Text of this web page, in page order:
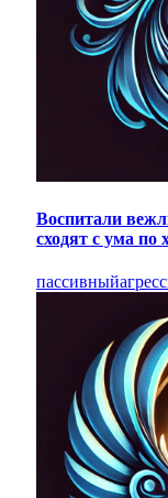
Воспитали
сходят с ума по
пассивный